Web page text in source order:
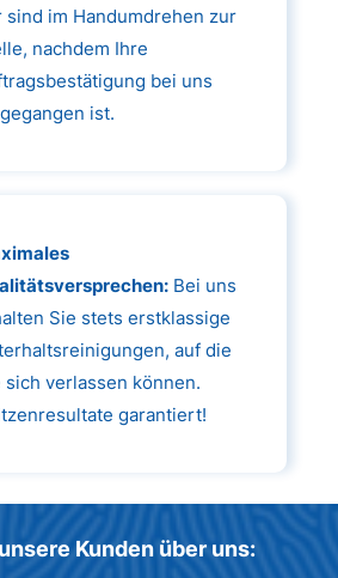
sind im Handumdrehen zur
nachdem Ihre
bei uns
ist.
Bei uns
Sie stets erstklassige
auf die
sich verlassen können.
garantiert!
Kunden über uns: